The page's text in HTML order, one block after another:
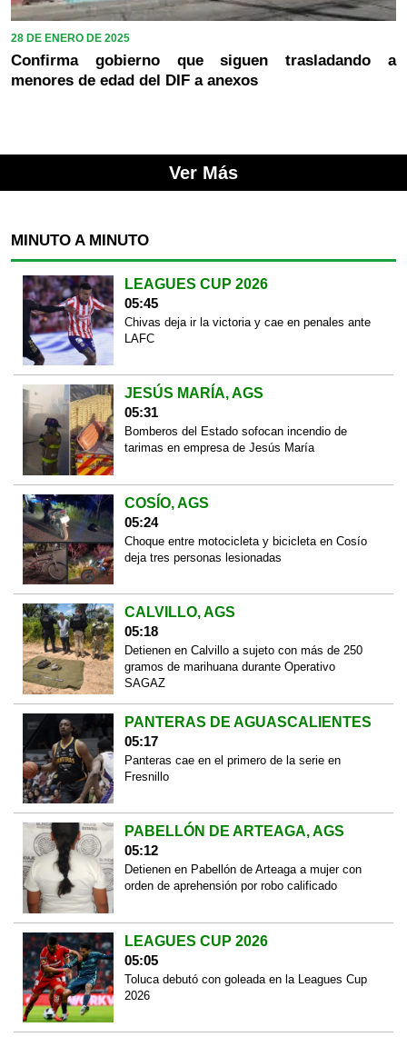
28 DE ENERO DE 2025
Confirma gobierno que siguen trasladando a
menores de edad del DIF a anexos
Ver Más
MINUTO A MINUTO
LEAGUES CUP 2026
05:45
Chivas deja ir la victoria y cae en penales ante
LAFC
JESÚS MARÍA, AGS
05:31
Bomberos del Estado sofocan incendio de
tarimas en empresa de Jesús María
COSÍO, AGS
05:24
Choque entre motocicleta y bicicleta en Cosío
deja tres personas lesionadas
CALVILLO, AGS
05:18
Detienen en Calvillo a sujeto con más de 250
gramos de marihuana durante Operativo
SAGAZ
PANTERAS DE AGUASCALIENTES
05:17
Panteras cae en el primero de la serie en
Fresnillo
PABELLÓN DE ARTEAGA, AGS
05:12
Detienen en Pabellón de Arteaga a mujer con
orden de aprehensión por robo calificado
LEAGUES CUP 2026
05:05
Toluca debutó con goleada en la Leagues Cup
2026